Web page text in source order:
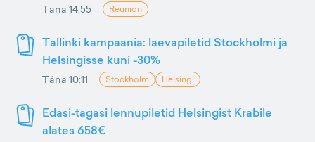
Täna 14:55 Reunion
Tallinki kampaania: laevapiletid Stockholmi ja
Helsingisse kuni -30%
Täna 10:11 Stockholm Helsingi
Edasi-tagasi lennupiletid Helsingist Krabile
alates 658€